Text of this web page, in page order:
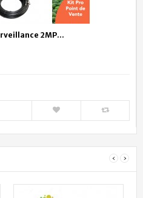
2MP...
‹ ›